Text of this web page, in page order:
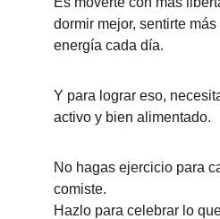
dormir mejor, sentirte
energía cada día.
Y para lograr eso,
activo y bien alimentado.
No hagas ejercicio para
comiste.
Hazlo para celebrar lo